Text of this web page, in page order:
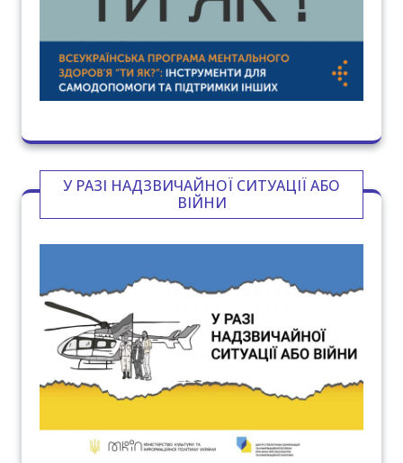
У РАЗІ НАДЗВИЧАЙНОЇ СИТУАЦІЇ АБО
ВІЙНИ